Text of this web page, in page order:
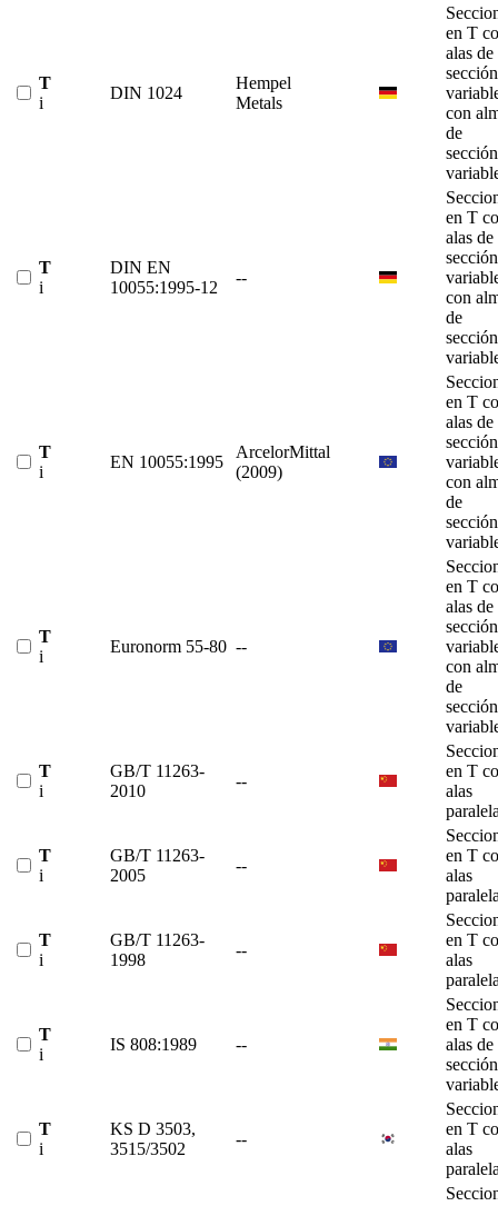
T
i
DIN 1024
Hempel
Metals
en T
alas de
sección
con
de
sección
T
i
DIN EN
10055:1995-12
--
en T
alas de
sección
con
de
sección
T
i
EN 10055:1995
ArcelorMittal
(2009)
en T
alas de
sección
con
de
sección
T
i
Euronorm 55-80 --
en T
alas de
sección
con
de
sección
T
i
GB/T 11263-
2010
--
en T
alas
T
i
GB/T 11263-
2005
--
en T
alas
T
i
GB/T 11263-
1998
--
en T
alas
T
i
IS 808:1989 --
en T
alas de
sección
T
i
KS D 3503,
3515/3502
--
en T
alas